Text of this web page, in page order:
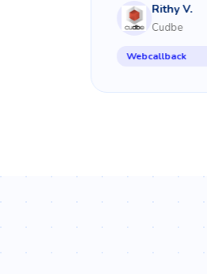
Rithy V.
Cudbe
Webcallback